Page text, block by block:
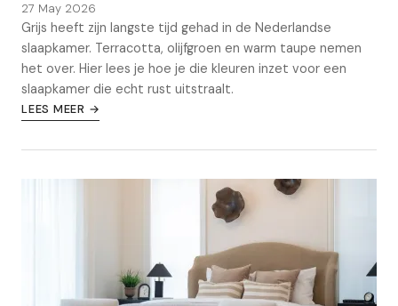
27 May 2026
Grijs heeft zijn langste tijd gehad in de Nederlandse
slaapkamer. Terracotta, olijfgroen en warm taupe nemen
het over. Hier lees je hoe je die kleuren inzet voor een
slaapkamer die echt rust uitstraalt.
LEES MEER →